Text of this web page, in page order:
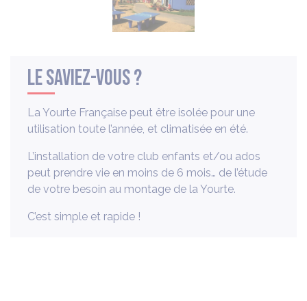
Le saviez-vous ?
La Yourte Française peut être isolée pour une
utilisation toute l’année, et climatisée en été.
L’installation de votre club enfants et/ou ados
peut prendre vie en moins de 6 mois… de l’étude
de votre besoin au montage de la Yourte.
C’est simple et rapide !